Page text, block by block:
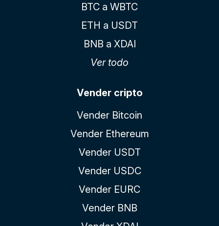
BTC a WBTC
ETH a USDT
BNB a XDAI
Ver todo
Vender cripto
Vender Bitcoin
Vender Ethereum
Vender USDT
Vender USDC
Vender EURC
Vender BNB